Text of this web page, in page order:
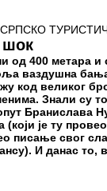
шок
од 400 метара
ваздушна
код великог
Знали су
Бранислава
(који је ту
писање свог
И данас то,